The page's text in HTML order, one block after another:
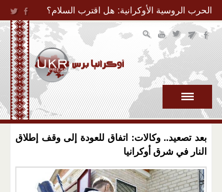
Jump to Navigation
الحرب الروسية الأوكرانية: هل اقترب السلام؟
بعد تصعيد.. وكالات: اتفاق للعودة إلى وقف إطلاق
النار في شرق أوكرانيا